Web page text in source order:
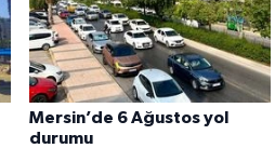
Mersin’de 6 Ağustos yol
durumu